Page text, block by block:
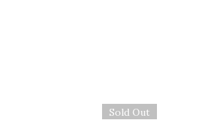
Sold Out